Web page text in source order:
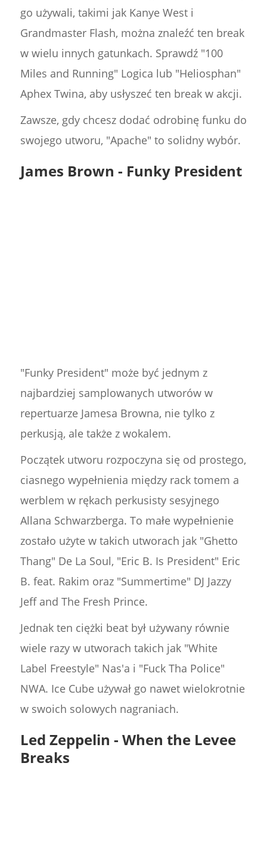
go używali, takimi jak Kanye West i
Grandmaster Flash, można znaleźć ten break
w wielu innych gatunkach. Sprawdź "100
Miles and Running" Logica lub "Heliosphan"
Aphex Twina, aby usłyszeć ten break w akcji.
Zawsze, gdy chcesz dodać odrobinę funku do
swojego utworu, "Apache" to solidny wybór.
James Brown - Funky President
"Funky President" może być jednym z
najbardziej samplowanych utworów w
repertuarze Jamesa Browna, nie tylko z
perkusją, ale także z wokalem.
Początek utworu rozpoczyna się od prostego,
ciasnego wypełnienia między rack tomem a
werblem w rękach perkusisty sesyjnego
Allana Schwarzberga. To małe wypełnienie
zostało użyte w takich utworach jak "Ghetto
Thang" De La Soul, "Eric B. Is President" Eric
B. feat. Rakim oraz "Summertime" DJ Jazzy
Jeff and The Fresh Prince.
Jednak ten ciężki beat był używany równie
wiele razy w utworach takich jak "White
Label Freestyle" Nas'a i "Fuck Tha Police"
NWA. Ice Cube używał go nawet wielokrotnie
w swoich solowych nagraniach.
Led Zeppelin - When the Levee
Breaks